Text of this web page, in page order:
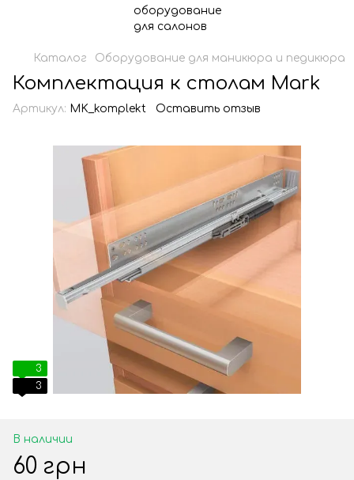
Каталог Оборудование для маникюра и педикюра
Комплектация к столам Mark
Артикул: MK_komplekt Оставить отзыв
3
3
В наличии
60 грн